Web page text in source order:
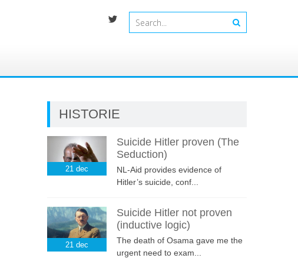
HISTORIE
21 dec
Suicide Hitler proven (The
Seduction)
NL-Aid provides evidence of
Hitler’s suicide, conf...
21 dec
Suicide Hitler not proven
(inductive logic)
The death of Osama gave me the
urgent need to exam...